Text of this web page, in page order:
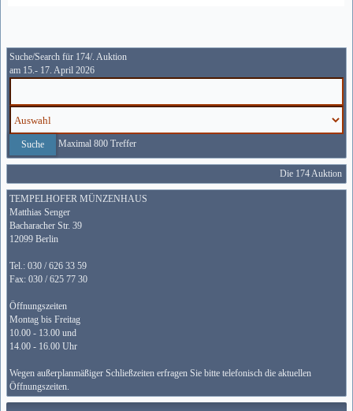
Suche/Search für 174/. Auktion
am 15.- 17. April 2026
Maximal 800 Treffer
Die 174 Auktion
TEMPELHOFER MÜNZENHAUS
Matthias Senger
Bacharacher Str. 39
12099 Berlin
Tel.: 030 / 626 33 59
Fax: 030 / 625 77 30
Öffnungszeiten
Montag bis Freitag
10.00 - 13.00 und
14.00 - 16.00 Uhr
Wegen außerplanmäßiger Schließzeiten erfragen Sie bitte telefonisch die aktuellen
Öffnungszeiten.